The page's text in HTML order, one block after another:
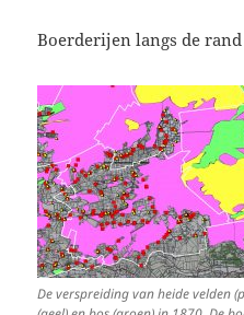
Boerderijen langs de
De verspreiding van heide velden